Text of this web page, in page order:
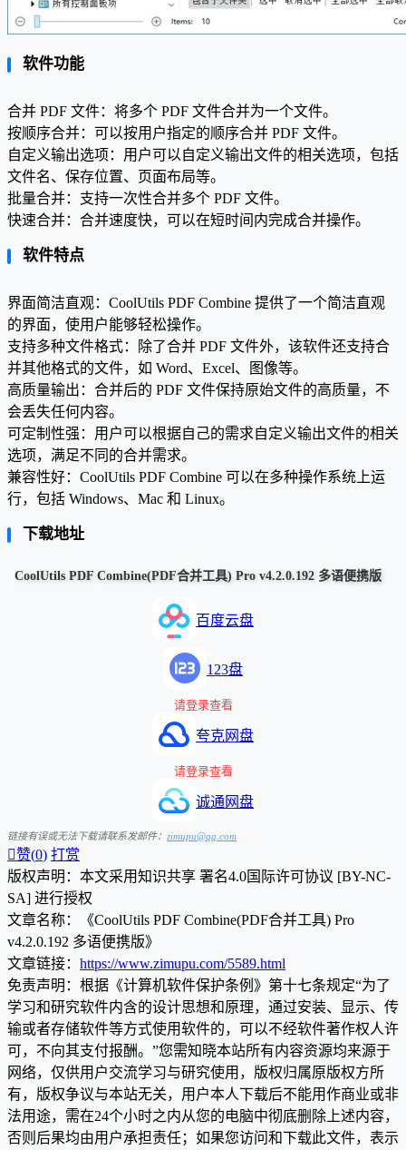
软件功能
合并 PDF 文件：将多个 PDF 文件合并为一个文件。
按顺序合并：可以按用户指定的顺序合并 PDF 文件。
自定义输出选项：用户可以自定义输出文件的相关选项，包括
文件名、保存位置、页面布局等。
批量合并：支持一次性合并多个 PDF 文件。
快速合并：合并速度快，可以在短时间内完成合并操作。
软件特点
界面简洁直观：CoolUtils PDF Combine 提供了一个简洁直观
的界面，使用户能够轻松操作。
支持多种文件格式：除了合并 PDF 文件外，该软件还支持合
并其他格式的文件，如 Word、Excel、图像等。
高质量输出：合并后的 PDF 文件保持原始文件的高质量，不
会丢失任何内容。
可定制性强：用户可以根据自己的需求自定义输出文件的相关
选项，满足不同的合并需求。
兼容性好：CoolUtils PDF Combine 可以在多种操作系统上运
行，包括 Windows、Mac 和 Linux。
下载地址
CoolUtils PDF Combine(PDF合并工具) Pro v4.2.0.192 多语便携版
百度云盘
123盘
请登录查看
夸克网盘
请登录查看
诚通网盘
链接有误或无法下载请联系发邮件： zimupu@qq.com
赞(0) 打赏
版权声明：本文采用知识共享 署名4.0国际许可协议 [BY-NC-
SA] 进行授权
文章名称：《CoolUtils PDF Combine(PDF合并工具) Pro
v4.2.0.192 多语便携版》
文章链接： https://www.zimupu.com/5589.html
免责声明：根据《计算机软件保护条例》第十七条规定“为了
学习和研究软件内含的设计思想和原理，通过安装、显示、传
输或者存储软件等方式使用软件的，可以不经软件著作权人许
可，不向其支付报酬。”您需知晓本站所有内容资源均来源于
网络，仅供用户交流学习与研究使用，版权归属原版权方所
有，版权争议与本站无关，用户本人下载后不能用作商业或非
法用途，需在24个小时之内从您的电脑中彻底删除上述内容，
否则后果均由用户承担责任；如果您访问和下载此文件，表示